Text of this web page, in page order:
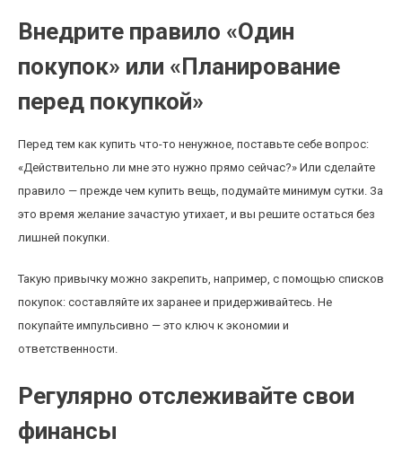
Внедрите правило «Один
покупок» или «Планирование
перед покупкой»
Перед тем как купить что-то ненужное, поставьте себе вопрос:
«Действительно ли мне это нужно прямо сейчас?» Или сделайте
правило — прежде чем купить вещь, подумайте минимум сутки. За
это время желание зачастую утихает, и вы решите остаться без
лишней покупки.
Такую привычку можно закрепить, например, с помощью списков
покупок: составляйте их заранее и придерживайтесь. Не
покупайте импульсивно — это ключ к экономии и
ответственности.
Регулярно отслеживайте свои
финансы